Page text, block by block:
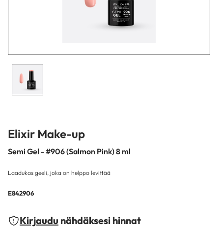
Elixir Make-up
Semi Gel - #906 (Salmon Pink) 8 ml
Laadukas geeli, joka on helppo levittää
E842906
Kirjaudu nähdäksesi hinnat